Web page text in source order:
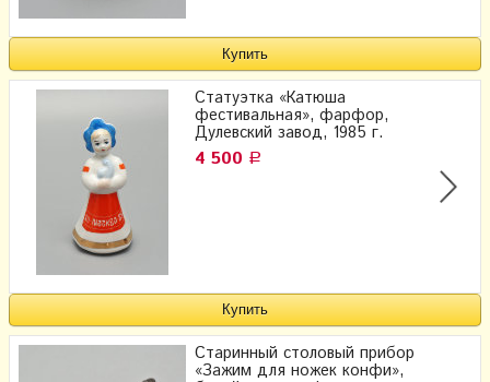
Статуэтка «Катюша
фестивальная», фарфор,
Дулевский завод, 1985 г.
4 500 Р
Старинный столовый прибор
«Зажим для ножек конфи»,